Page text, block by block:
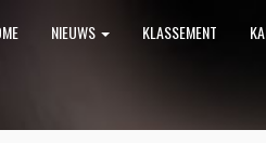
NIEUWS KLASSEMENT